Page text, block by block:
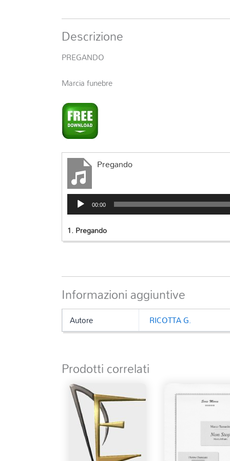
Descrizione
PREGANDO
Marcia funebre
Pregando
Audio
Player 00:00
1.Pregando
Informazioni aggiuntive
Autore RICOTTA G.
Prodotti correlati